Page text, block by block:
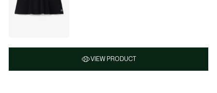
VIEW PRODUCT